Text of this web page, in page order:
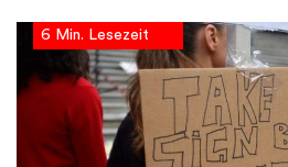
6 Min. Lesezeit